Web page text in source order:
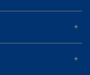
+
+